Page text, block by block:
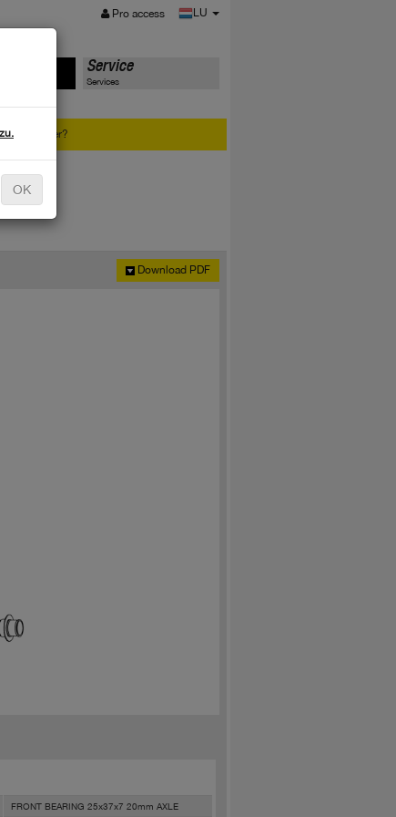
Pro access LU MENÜ
Service
Services
Download PDF
FRONT BEARING 25x37x7 20mm AXLE
OK